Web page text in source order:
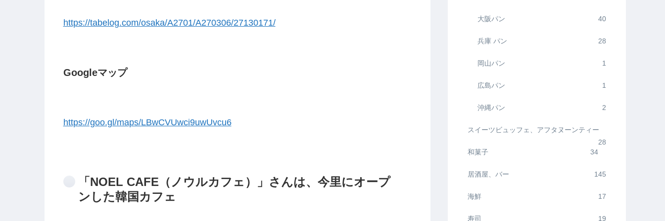
https://tabelog.com/osaka/A2701/A270306/27130171/
Googleマップ
https://goo.gl/maps/LBwCVUwci9uwUvcu6
「NOEL CAFE（ノウルカフェ）」さんは、今里にオープ
ンした韓国カフェ
大阪パン 40
兵庫 パン 28
岡山パン 1
広島パン 1
沖縄パン 2
スイーツビュッフェ、アフタヌーンティー
28
和菓子
34
居酒屋、バー 145
海鮮 17
寿司 19